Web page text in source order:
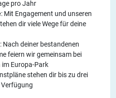
pro Jahr
: Mit Engagement und unseren
dir viele Wege für deine
: Nach deiner bestandenen
feiern wir gemeinsam bei
Europa-Park
stehen dir bis zu drei